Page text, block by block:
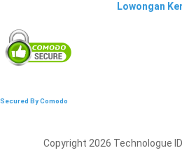
Lowongan
Secured By Comodo
Copyright 2026 Technologue